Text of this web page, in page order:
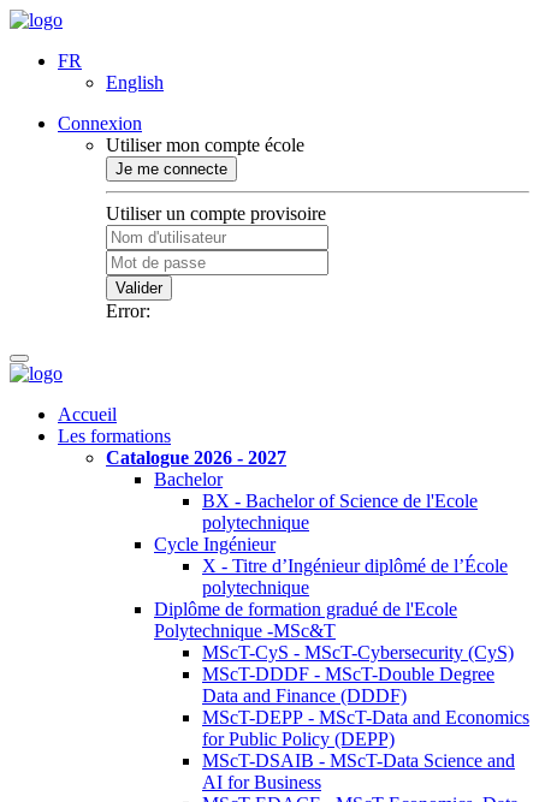
FR
English
Connexion
Utiliser mon compte école
Je me connecte
Utiliser un compte provisoire
Valider
Error:
Accueil
Les formations
Catalogue 2026 - 2027
Bachelor
BX - Bachelor of Science de l'Ecole
polytechnique
Cycle Ingénieur
X - Titre d’Ingénieur diplômé de l’École
polytechnique
Diplôme de formation gradué de l'Ecole
Polytechnique -MSc&T
MScT-CyS - MScT-Cybersecurity (CyS)
MScT-DDDF - MScT-Double Degree
Data and Finance (DDDF)
MScT-DEPP - MScT-Data and Economics
for Public Policy (DEPP)
MScT-DSAIB - MScT-Data Science and
AI for Business